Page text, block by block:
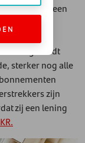
of u een
met het
lening wordt
sterker nog alle
zijn
zij een lening